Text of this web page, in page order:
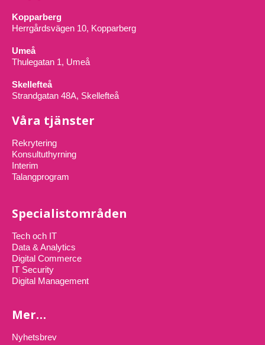
Kopparberg
Herrgårdsvägen 10, Kopparberg
Umeå
Thulegatan 1, Umeå
Skellefteå
Strandgatan 48A, Skellefteå
Våra tjänster
Rekrytering
Konsultuthyrning
Interim
Talangprogram
Specialistområden
Tech och IT
Data & Analytics
Digital Commerce
IT Security
Digital Management
Mer…
Nyhetsbrev